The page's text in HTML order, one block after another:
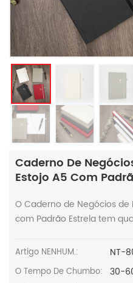
Caderno De
Estojo A5 Com
O Caderno de Negócios
com Padrão Estrela tem
Artigo NENHUM.: NT-
O Tempo De Chumbo: 30-